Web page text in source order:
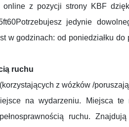
online z pozycji strony KBF
jedynie
w godzinach: od poniedziałku
ruchu
z wózków /
na wydarzeniu. Miejsca
ruchu.